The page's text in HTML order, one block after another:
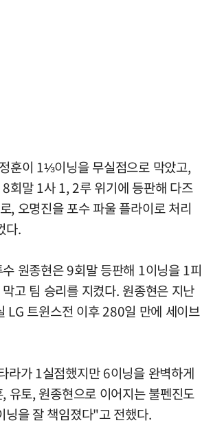
훈이 1⅓이닝을 무실점으로 막았고,
회말 1사 1, 2루 위기에 등판해 다즈
, 오명진을 포수 파울 플라이로 처리
다.
원종현은 9회말 등판해 1이닝을 1피
고 팀 승리를 지켰다. 원종현은 지난
LG 트윈스전 이후 280일 만에 세이브
라가 1실점했지만 6이닝을 완벽하게
유토, 원종현으로 이어지는 불펜진도
닝을 잘 책임졌다"고 전했다.